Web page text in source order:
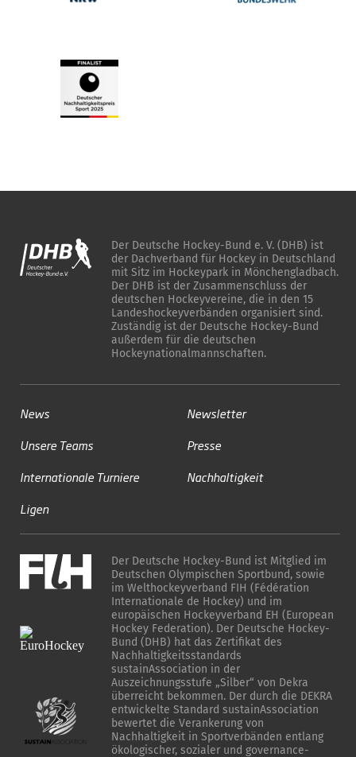
Der Deutsche Hockey-Bund e. V. (DHB) ist
der Dachverband für Hockey in Deutschland
mit Sitz im Hockeypark in Mönchengladbach.
Der DHB ist der Zusammenschluss der
deutschen Hockeyvereine, die in den 15
Landeshockeyverbänden organisiert sind.
Zuständig ist der Deutsche Hockey-Bund
außerdem für die deutschen
Hockeynationalmannschaften.
News
Unsere Teams
Internationale Turniere
Ligen
Newsletter
Presse
Nachhaltigkeit
Der Deutsche Hockey-Bund ist Mitglied im
Deutschen Olympischen Sportbund, sowie
im Welthockeyverband FIH (Fédération
Internationale de Hockey) und im
europäischen Hockeyverband EH (European
Hockey Federation). Der Deutsche Hockey-
Bund (DHB) hat das Zertifikat des
Nachhaltigkeitsstandards
sustainAssociation in der
Auszeichnungsstufe „Silber“ von Dekra
überreicht bekommen. Der durch die DEKRA
entwickelte Standard sustainAssociation
bewertet die Verankerung von
Nachhaltigkeit in Sportverbänden entlang
ökologischer, sozialer und governance-